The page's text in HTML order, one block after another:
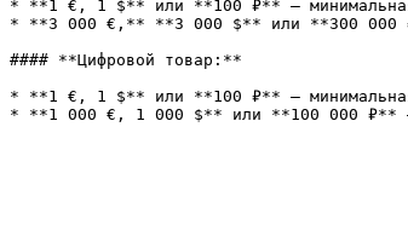
* **1 €, 1 $** или **100 ₽** — минимальная
* **3 000 €,** **3 000 $** или **300 000
#### **Цифровой товар:**
* **1 €, 1 $** или **100 ₽** — минимальная